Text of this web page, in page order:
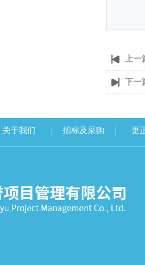
上一
下一
关于我们 招标及采购 更